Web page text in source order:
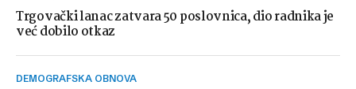
Trgovački lanac zatvara 50 poslovnica, dio radnika je
već dobilo otkaz
DEMOGRAFSKA OBNOVA